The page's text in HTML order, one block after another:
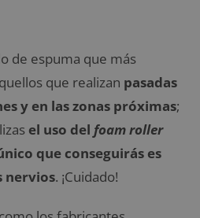
de espuma que más
que realizan pasadas
y en las zonas próximas;
el uso del foam roller
que conseguirás es
nervios. ¡Cuidado!